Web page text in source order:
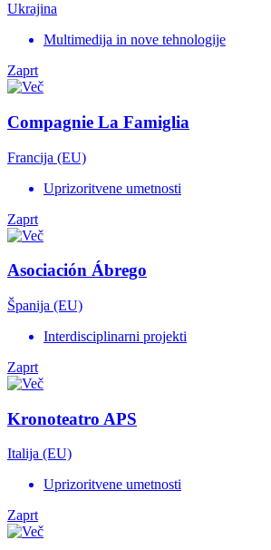
Ukrajina
Multimedija in nove tehnologije
Zaprt
Compagnie La Famiglia
Francija (EU)
Uprizoritvene umetnosti
Zaprt
Asociación Ábrego
Španija (EU)
Interdisciplinarni projekti
Zaprt
Kronoteatro APS
Italija (EU)
Uprizoritvene umetnosti
Zaprt